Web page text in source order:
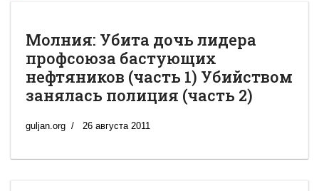
Молния: Убита дочь лидера
профсоюза бастующих
нефтяников (часть 1) Убийством
занялась полиция (часть 2)
guljan.org 26 августа 2011